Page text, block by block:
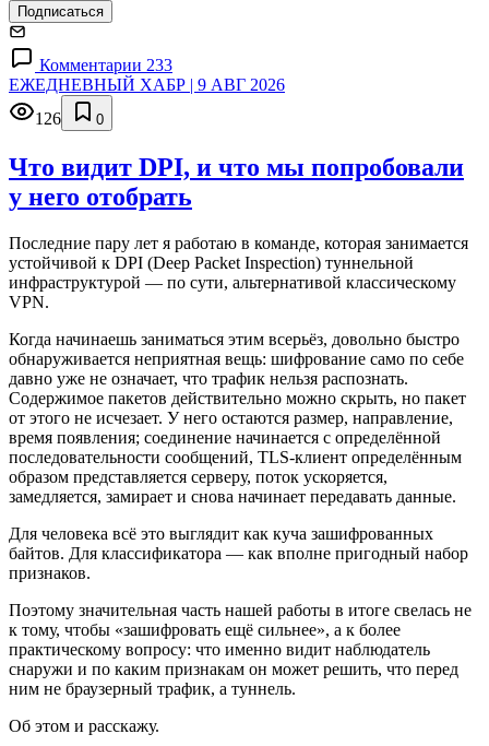
Подписаться
Комментарии 233
ЕЖЕДНЕВНЫЙ ХАБР | 9 АВГ 2026
126
0
Что видит DPI, и что мы попробовали
у него отобрать
Последние пару лет я работаю в команде, которая занимается
устойчивой к DPI (Deep Packet Inspection) туннельной
инфраструктурой — по сути, альтернативой классическому
VPN.
Когда начинаешь заниматься этим всерьёз, довольно быстро
обнаруживается неприятная вещь: шифрование само по себе
давно уже не означает, что трафик нельзя распознать.
Содержимое пакетов действительно можно скрыть, но пакет
от этого не исчезает. У него остаются размер, направление,
время появления; соединение начинается с определённой
последовательности сообщений, TLS-клиент определённым
образом представляется серверу, поток ускоряется,
замедляется, замирает и снова начинает передавать данные.
Для человека всё это выглядит как куча зашифрованных
байтов. Для классификатора — как вполне пригодный набор
признаков.
Поэтому значительная часть нашей работы в итоге свелась не
к тому, чтобы «зашифровать ещё сильнее», а к более
практическому вопросу: что именно видит наблюдатель
снаружи и по каким признакам он может решить, что перед
ним не браузерный трафик, а туннель.
Об этом и расскажу.